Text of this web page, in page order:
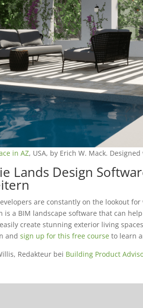
in AZ, USA, by Erich W. Mack.
Lands Design
are constantly on the lookout
is a BIM landscape software that can
create stunning exterior living
andsign up for this free course to learn
Redakteur bei Building Product